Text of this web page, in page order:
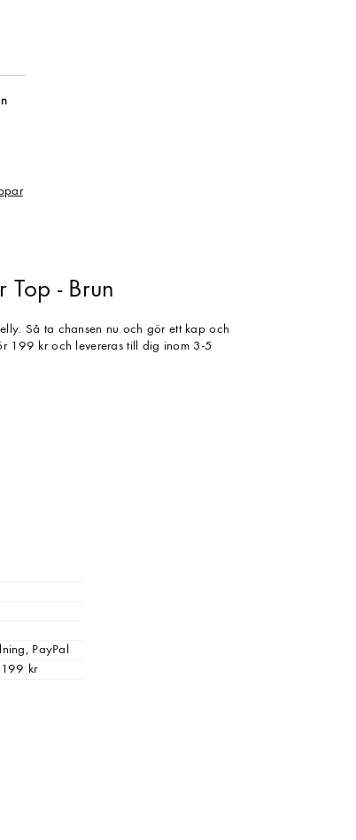
Top - Brun
Så ta chansen nu och gör ett kap och
199 kr och levereras till dig inom 3-5
PayPal
199 kr